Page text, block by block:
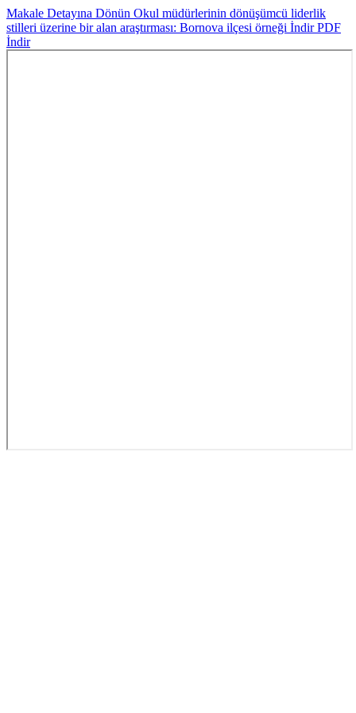
Makale Detayına Dönün Okul müdürlerinin dönüşümcü liderlik
stilleri üzerine bir alan araştırması: Bornova ilçesi örneği İndirPDF
İndir